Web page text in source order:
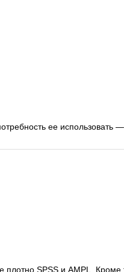
ее использовать
плотно SPSS и AMPL.